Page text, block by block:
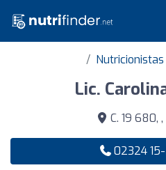
Lic.
C. 19 680,
02324